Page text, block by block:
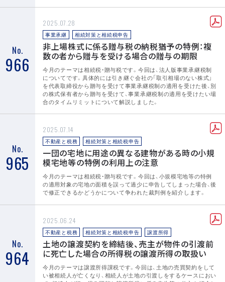
No.
966
2025.07.28
事業承継 相続対策と相続税申告
非上場株式に係る贈与税の納税猶予の特例：複
数の者から贈与を受ける場合の贈与の期限
今月のテーマは相続税・贈与税です。今回は、法人版事業承継税制
についてです。具体的には引き継ぐ会社の「取引相場のない株式」
を代表取締役から贈与を受けて事業承継税制の適用を受けた後、別
の株式保有者から贈与を受けて、事業承継税制の適用を受けたい場
合のタイムリミットについて解説しました。
No.
965
2025.07.14
不動産と税務 相続対策と相続税申告
一団の宅地に用途の異なる建物がある時の小規
模宅地等の特例の利用上の注意
今月のテーマは相続税・贈与税です。今回は、小規模宅地等の特例
の適用対象の宅地の面積を誤って過少に申告してしまった場合、後
で修正できるかどうかについて争われた裁判例を紹介します。
No.
964
2025.06.24
不動産と税務 相続対策と相続税申告 譲渡所得
土地の譲渡契約を締結後、売主が物件の引渡前
に死亡した場合の所得税の譲渡所得の取扱い
今月のテーマは譲渡所得課税です。今回は、土地の売買契約をして
い被相続人が亡くなり、相続人が土地の引渡しをするケースにおい